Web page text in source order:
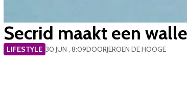
Secrid maakt een
LIFESTYLE 30 JUN , 8:09DOORJEROEN DE HOOGE